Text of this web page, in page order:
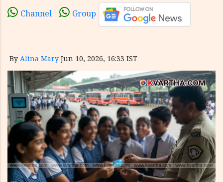
Channel Group
By Alina Mary Jun 10, 2026, 16:33 IST